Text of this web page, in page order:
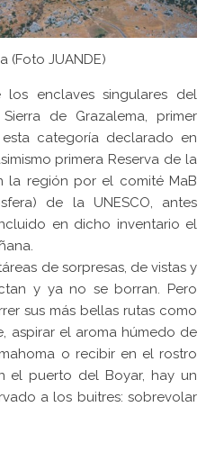
(Foto JUANDE)
enclaves singulares del
de Grazalema, primer
categoría declarado en
primera Reserva de la
la región por el comité MaB
de la UNESCO, antes
en dicho inventario el
de sorpresas, de vistas y
y ya no se borran. Pero
sus más bellas rutas como
aspirar el aroma húmedo de
o recibir en el rostro
el puerto del Boyar, hay un
a los buitres: sobrevolar